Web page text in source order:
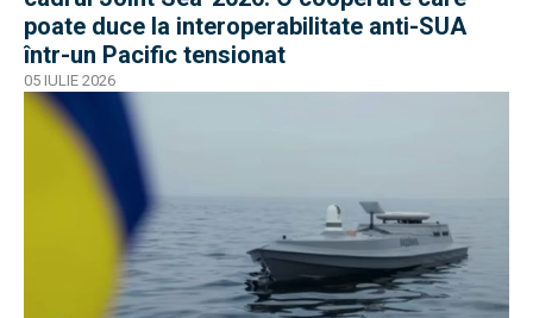
poate duce la interoperabilitate anti-SUA
într-un Pacific tensionat
05 IULIE 2026